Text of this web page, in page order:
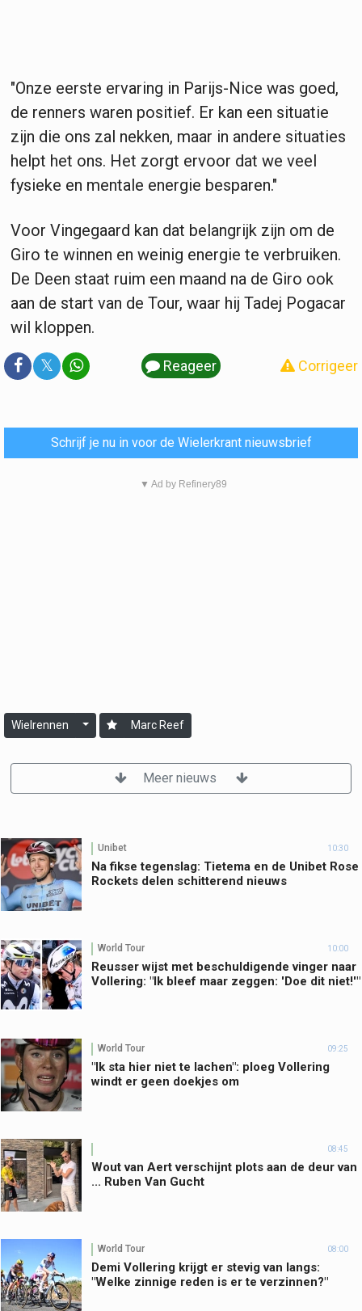
"Onze eerste ervaring in Parijs-Nice was goed,
de renners waren positief. Er kan een situatie
zijn die ons zal nekken, maar in andere situaties
helpt het ons. Het zorgt ervoor dat we veel
fysieke en mentale energie besparen."
Voor Vingegaard kan dat belangrijk zijn om de
Giro te winnen en weinig energie te verbruiken.
De Deen staat ruim een maand na de Giro ook
aan de start van de Tour, waar hij Tadej Pogacar
wil kloppen.
𝕏 Reageer Corrigeer
Schrijf je nu in voor de Wielerkrant nieuwsbrief
▼ Ad by Refinery89
Wielrennen Marc Reef
Meer nieuws
Unibet 10:30
Na fikse tegenslag: Tietema en de Unibet Rose
Rockets delen schitterend nieuws
World Tour 10:00
Reusser wijst met beschuldigende vinger naar
Vollering: "Ik bleef maar zeggen: 'Doe dit niet!'"
World Tour 09:25
"Ik sta hier niet te lachen": ploeg Vollering
windt er geen doekjes om
08:45
Wout van Aert verschijnt plots aan de deur van
... Ruben Van Gucht
World Tour 08:00
Demi Vollering krijgt er stevig van langs:
"Welke zinnige reden is er te verzinnen?"